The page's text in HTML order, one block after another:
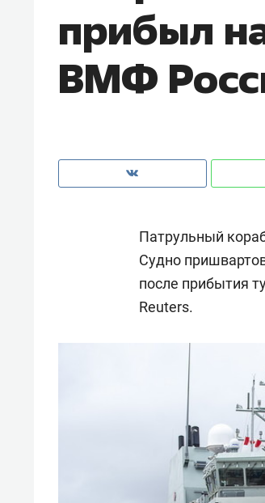
прибыл
ВМФ
Патрульный
Судно
после прибытия
Reuters.
рынки, почему
чем интересен